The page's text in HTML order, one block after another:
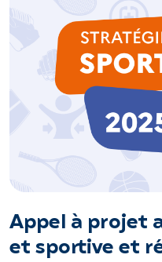
Appel à projet
et sportive et